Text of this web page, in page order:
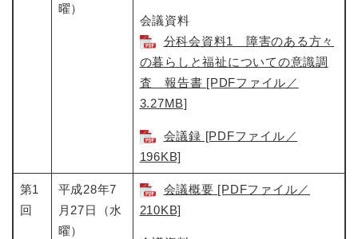
曜）
会議資料
分科会資料1 障害のある方々
の暮らしと福祉についての意識調
査 報告書 [PDFファイル／
3.27MB]
会議録 [PDFファイル／
196KB]
第1
回
平成28年7
月27日（水
曜）
会議概要 [PDFファイル／
210KB]